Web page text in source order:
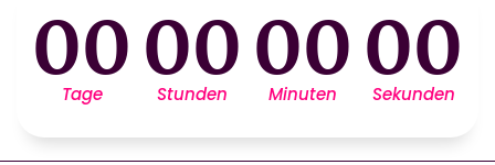
00
Tage
00
Stunden
00
Minuten
00
Sekunden